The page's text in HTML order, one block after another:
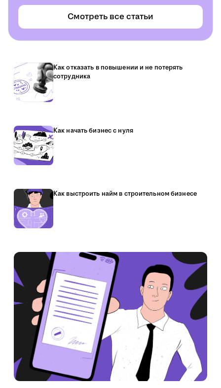
Смотреть все статьи
Как отказать в повышении и не потерять
сотрудника
Как начать бизнес с нуля
Как выстроить найм в строительном бизнесе